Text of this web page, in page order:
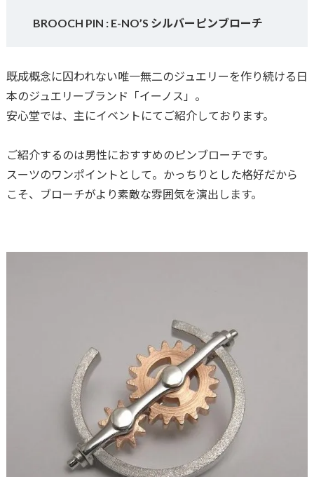
BROOCH PIN : E-NO’S シルバーピンブローチ
既成概念に囚われない唯一無二のジュエリーを作り続ける日
本のジュエリーブランド「イーノス」。
安心堂では、主にイベントにてご紹介しております。
ご紹介するのは男性におすすめのピンブローチです。
スーツのワンポイントとして。かっちりとした格好だから
こそ、ブローチがより素敵な雰囲気を演出します。